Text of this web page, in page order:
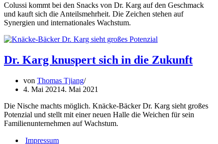
Colussi kommt bei den Snacks von Dr. Karg auf den Geschmack
und kauft sich die Anteilsmehrheit. Die Zeichen stehen auf
Synergien und internationales Wachstum.
Dr. Karg knuspert sich in die Zukunft
von Thomas Tjiang
4. Mai 20214. Mai 2021
Die Nische machts möglich. Knäcke-Bäcker Dr. Karg sieht großes
Potenzial und stellt mit einer neuen Halle die Weichen für sein
Familienunternehmen auf Wachstum.
Impressum